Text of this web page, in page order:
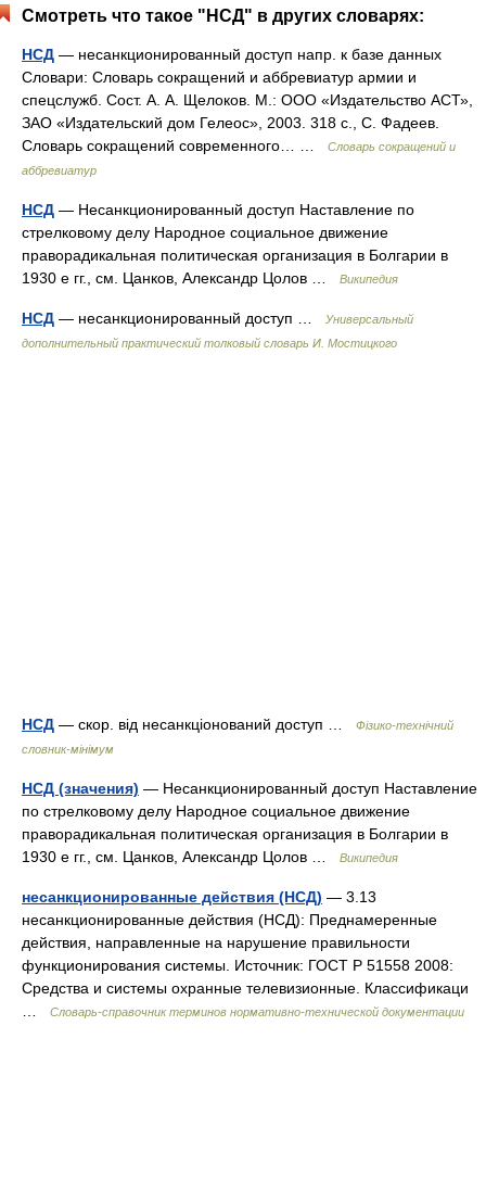
Смотреть что такое "НСД" в других словарях:
НСД — несанкционированный доступ напр. к базе данных
Словари: Словарь сокращений и аббревиатур армии и
спецслужб. Сост. А. А. Щелоков. М.: ООО «Издательство АСТ»,
ЗАО «Издательский дом Гелеос», 2003. 318 с., С. Фадеев.
Словарь сокращений современного… …
Словарь сокращений и
аббревиатур
НСД — Несанкционированный доступ Наставление по
стрелковому делу Народное социальное движение
праворадикальная политическая организация в Болгарии в
1930 е гг., см. Цанков, Александр Цолов …
Википедия
НСД — несанкционированный доступ …
Универсальный
дополнительный практический толковый словарь И. Мостицкого
НСД — скор. від несанкціонований доступ …
Фізико-технічний
словник-мінімум
НСД (значения) — Несанкционированный доступ Наставление
по стрелковому делу Народное социальное движение
праворадикальная политическая организация в Болгарии в
1930 е гг., см. Цанков, Александр Цолов …
Википедия
несанкционированные действия (НСД) — 3.13
несанкционированные действия (НСД): Преднамеренные
действия, направленные на нарушение правильности
функционирования системы. Источник: ГОСТ Р 51558 2008:
Средства и системы охранные телевизионные. Классификаци
Словарь-справочник терминов нормативно-технической документации